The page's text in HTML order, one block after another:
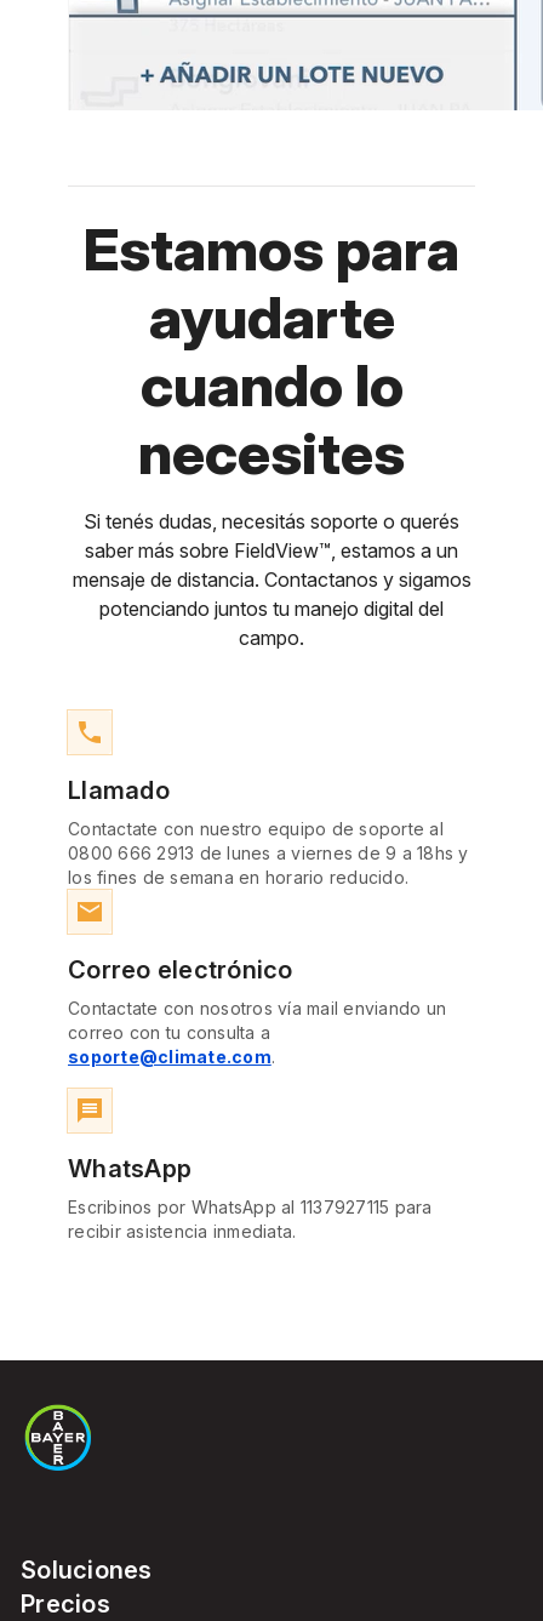
Estamos para
ayudarte
cuando lo
necesites
Si tenés dudas, necesitás soporte o querés
saber más sobre FieldView™, estamos a un
mensaje de distancia. Contactanos y sigamos
potenciando juntos tu manejo digital del
campo.
phone
Llamado
Contactate con nuestro equipo de soporte al
0800 666 2913 de lunes a viernes de 9 a 18hs y
los fines de semana en horario reducido.
email
Correo electrónico
Contactate con nosotros vía mail enviando un
correo con tu consulta a
soporte@climate.com.
message
WhatsApp
Escribinos por WhatsApp al 1137927115 para
recibir asistencia inmediata.
Soluciones
Precios